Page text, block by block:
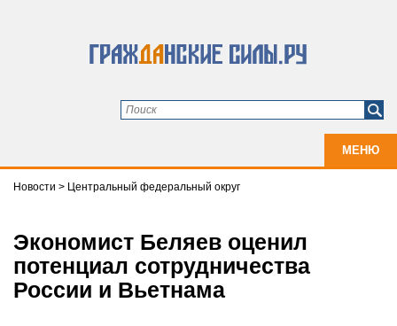
МЕНЮ
Новости > Центральный федеральный округ
Экономист Беляев оценил
потенциал сотрудничества
России и Вьетнама